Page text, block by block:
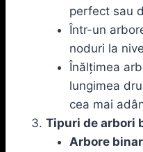
perfect sau
Într-un
noduri la
Înălțimea
lungimea
cea mai
Tipuri de arbori
Arbore